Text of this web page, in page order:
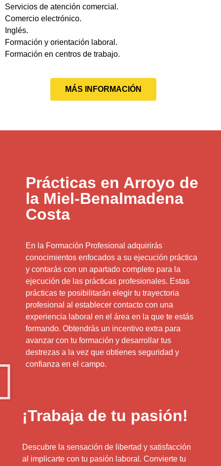
Servicios de atención comercial.
Comercio electrónico.
Inglés.
Formación y orientación laboral.
Formación en centros de trabajo.
MÁS INFORMACIÓN
Prácticas en Arroyo de
la Miel-Benalmadena
Costa
En la Formación Profesional adquirirás
conocimientos enfocados a su ejecución práctica
y contarás con un apartado completo para la
ejecución de las prácticas profesionales. Estas
prácticas te posibilitarán elegir tu trayectoria
profesional al establecer contacto con una
experiencia laboral en el área en la que te estás
formando. Obtendrás un incentivo extra para
avanzar con tu formación y desarrollar tus
destrezas a la vez que obtienes seguridad y
confianza en el campo.
¡Trabaja de tu pasión!
Descubre la sensación de libertad y satisfacción
al implicarte con tu pasión laboral. Convierte tu